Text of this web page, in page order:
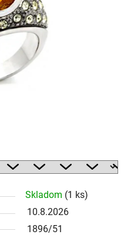
Skladom (1 ks)
10.8.2026
1896/51